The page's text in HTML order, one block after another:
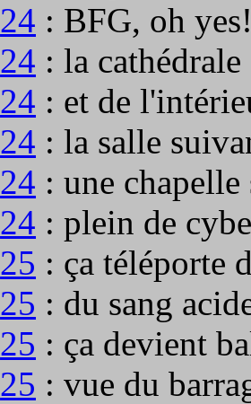
24 : BFG, oh
24 : la
24 : et de
24 : la salle
24 : une chapelle
24 : plein de
25 : ça téléporte
25 : du sang
25 : ça devient
25 : vue du